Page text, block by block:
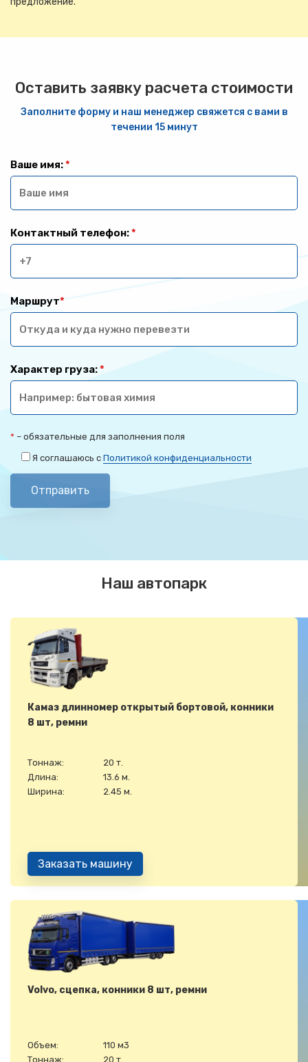
Оставить заявку расчета стоимости
Заполните форму и наш менеджер свяжется с вами в
течении 15 минут
Ваше имя:*
Контактный телефон:*
Маршрут*
Характер груза:*
* – обязательные для заполнения поля
Я соглашаюсь с Политикой конфиденциальности
Отправить
Наш автопарк
Камаз длинномер открытый бортовой, конники
8 шт, ремни
Тоннаж:
20 т.
Длина:
13.6 м.
Ширина:
2.45 м.
Заказать машину
Volvo, сцепка, конники 8 шт, ремни
Объем:
110 м3
Тоннаж:
20 т.